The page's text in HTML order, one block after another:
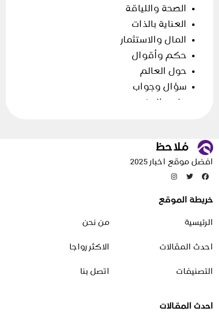
الصحة واللياقة
العناية بالذات
المال والاستثمار
حكم وأقوال
حول العالم
سؤال وجواب
علوم الارض
مقالات منوعة
تدوينات عشوائية
وفوائده في دعم التغذية
افضل موقع اخبار 2025
خريطة الموقع
الرئيسية من نحن
احدث المقالات الاكثر رواجا
التصنيفات اتصل بنا
احدث المقالات